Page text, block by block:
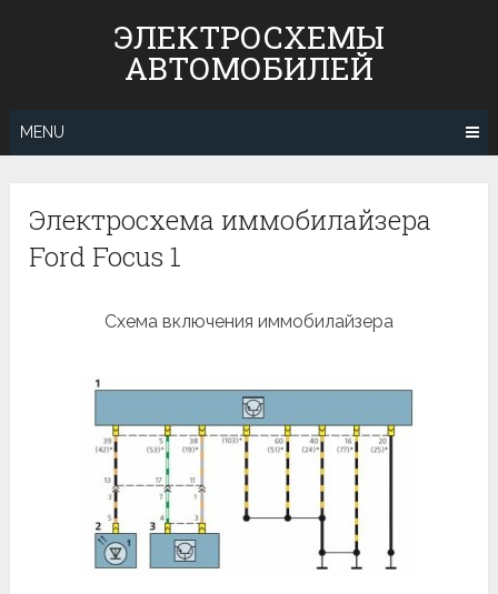
ЭЛЕКТРОСХЕМЫ
АВТОМОБИЛЕЙ
MENU
Электросхема иммобилайзера
Ford Focus 1
Схема включения иммобилайзера